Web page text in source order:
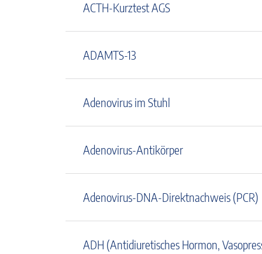
ACTH-Kurztest AGS
ADAMTS-13
Adenovirus im Stuhl
Adenovirus-Antikörper
Adenovirus-DNA-Direktnachweis (PCR)
ADH (Antidiuretisches Hormon,